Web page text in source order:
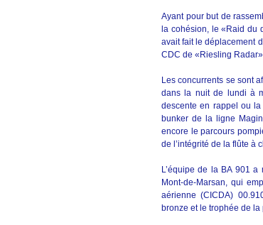
Ayant pour but de
la cohésion, le «Raid du
avait fait le déplacement
CDC de «Riesling
Les concurrents se sont
dans la nuit de lundi à
descente en rappel ou la
bunker de la ligne
encore le parcours
de l’intégrité de la flûte à
L’équipe de la BA 901
Mont-de-Marsan, qui
aérienne (CICDA)
bronze et le trophée de